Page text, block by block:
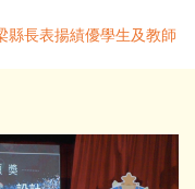
長表揚績優學生及教師